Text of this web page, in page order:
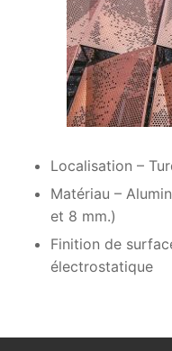
Localisation –
Matériau –
et 8 mm.)
Finition de
électrostatique